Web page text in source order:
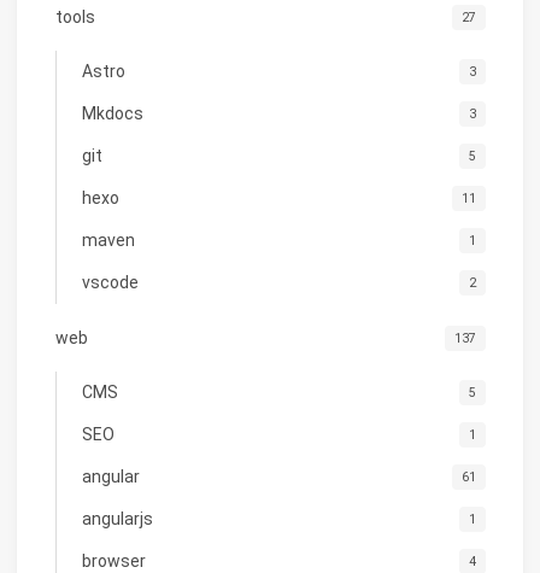
tools 27
Astro 3
Mkdocs 3
git 5
hexo 11
maven 1
vscode 2
web 137
CMS 5
SEO 1
angular 61
angularjs 1
browser 4